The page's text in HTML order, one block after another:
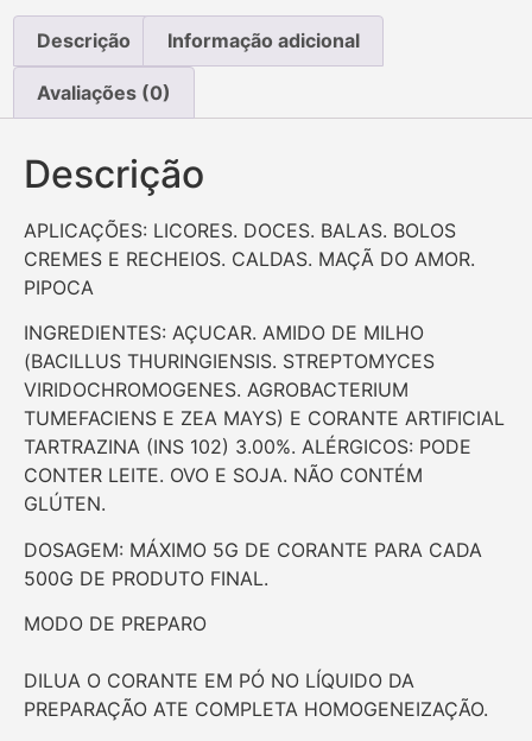
Descrição Informação adicional
Avaliações (0)
Descrição
APLICAÇÕES: LICORES. DOCES. BALAS. BOLOS
CREMES E RECHEIOS. CALDAS. MAÇÃ DO AMOR.
PIPOCA
INGREDIENTES: AÇUCAR. AMIDO DE MILHO
(BACILLUS THURINGIENSIS. STREPTOMYCES
VIRIDOCHROMOGENES. AGROBACTERIUM
TUMEFACIENS E ZEA MAYS) E CORANTE ARTIFICIAL
TARTRAZINA (INS 102) 3.00%. ALÉRGICOS: PODE
CONTER LEITE. OVO E SOJA. NÃO CONTÉM
GLÚTEN.
DOSAGEM: MÁXIMO 5G DE CORANTE PARA CADA
500G DE PRODUTO FINAL.
MODO DE PREPARO
DILUA O CORANTE EM PÓ NO LÍQUIDO DA
PREPARAÇÃO ATE COMPLETA HOMOGENEIZAÇÃO.